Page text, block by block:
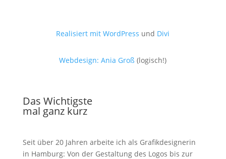
Realisiert mit WordPress und Divi
Webdesign: Ania Groß (logisch!)
Das Wichtigste
mal ganz kurz
Seit über 20 Jahren arbeite ich als Grafik­designerin
in Hamburg: Von der Gestaltung des Logos bis zur